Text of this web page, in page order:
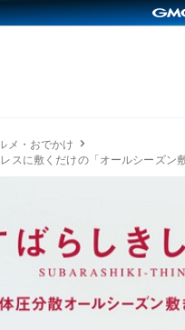
メ・おでかけ
スに敷くだけの「オールシーズン